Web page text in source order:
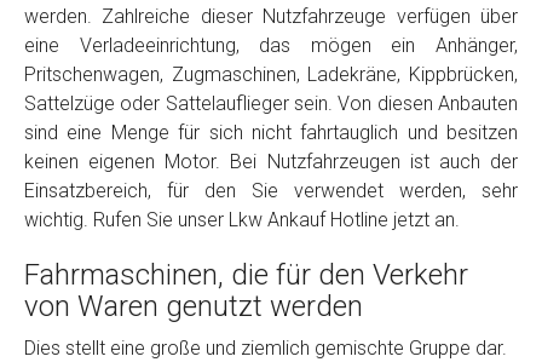
Baujahr
Getriebe
Bekannte Schäden
Kilometerstand
Preisvorstellung
werden. Zahlreiche dieser Nutzfahrzeuge verfügen über
eine Verladeeinrichtung, das mögen ein Anhänger,
Pritschenwagen, Zugmaschinen, Ladekräne, Kippbrücken,
Sattelzüge oder Sattelauflieger sein. Von diesen Anbauten
sind eine Menge für sich nicht fahrtauglich und besitzen
keinen eigenen Motor. Bei Nutzfahrzeugen ist auch der
Einsatzbereich, für den Sie verwendet werden, sehr
wichtig. Rufen Sie unser Lkw Ankauf Hotline jetzt an.
Fahrmaschinen, die für den Verkehr
von Waren genutzt werden
Dies stellt eine große und ziemlich gemischte Gruppe dar.